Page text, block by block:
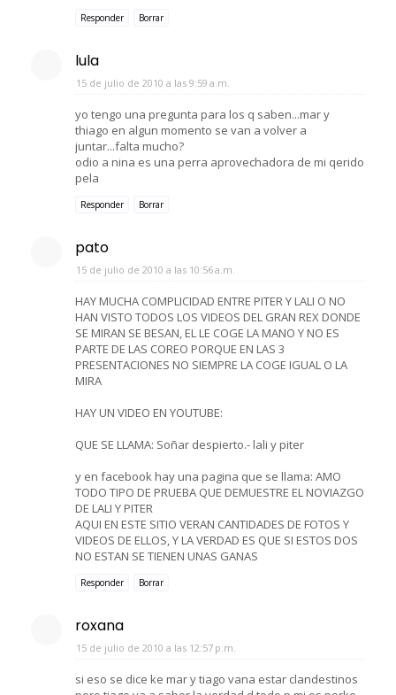
Responder Borrar
lula
15 de julio de 2010 a las 9:59 a.m.
yo tengo una pregunta para los q saben...mar y
thiago en algun momento se van a volver a
juntar...falta mucho?
odio a nina es una perra aprovechadora de mi qerido
pela
Responder Borrar
pato
15 de julio de 2010 a las 10:56 a.m.
HAY MUCHA COMPLICIDAD ENTRE PITER Y LALI O NO
HAN VISTO TODOS LOS VIDEOS DEL GRAN REX DONDE
SE MIRAN SE BESAN, EL LE COGE LA MANO Y NO ES
PARTE DE LAS COREO PORQUE EN LAS 3
PRESENTACIONES NO SIEMPRE LA COGE IGUAL O LA
MIRA
HAY UN VIDEO EN YOUTUBE:
QUE SE LLAMA: Soñar despierto.- lali y piter
y en facebook hay una pagina que se llama: AMO
TODO TIPO DE PRUEBA QUE DEMUESTRE EL NOVIAZGO
DE LALI Y PITER
AQUI EN ESTE SITIO VERAN CANTIDADES DE FOTOS Y
VIDEOS DE ELLOS, Y LA VERDAD ES QUE SI ESTOS DOS
NO ESTAN SE TIENEN UNAS GANAS
Responder Borrar
roxana
15 de julio de 2010 a las 12:57 p.m.
si eso se dice ke mar y tiago vana estar clandestinos